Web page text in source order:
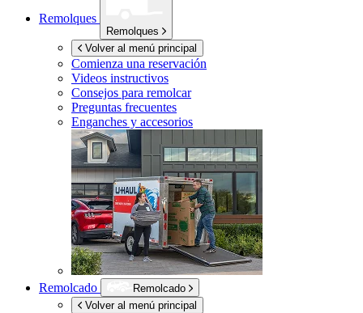
Remolques
Remolques
Volver al menú principal
Comienza una reservación
Videos instructivos
Consejos para remolcar
Preguntas frecuentes
Enganches y accesorios
Remolcado
Remolcado
Volver al menú principal